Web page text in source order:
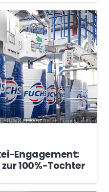
Engagement:
100%-Tochter